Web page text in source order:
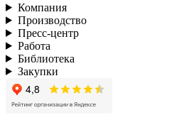
Компания
Производство
Пресс-центр
Работа
Библиотека
Закупки